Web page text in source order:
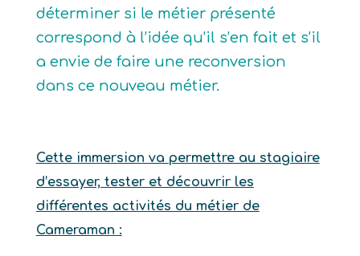
déterminer si le métier présenté
correspond à l’idée qu’il s’en fait et s’il
a envie de faire une reconversion
dans ce nouveau métier.
Cette immersion va permettre au stagiaire
d’essayer, tester et découvrir les
différentes activités du métier de
Cameraman :